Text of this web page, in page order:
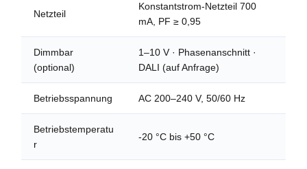
Netzteil
Konstantstrom-Netzteil 700
mA, PF ≥ 0,95
Dimmbar
(optional)
1–10 V · Phasenanschnitt ·
DALI (auf Anfrage)
Betriebsspannung AC 200–240 V, 50/60 Hz
Betriebstemperatu
r
-20 °C bis +50 °C